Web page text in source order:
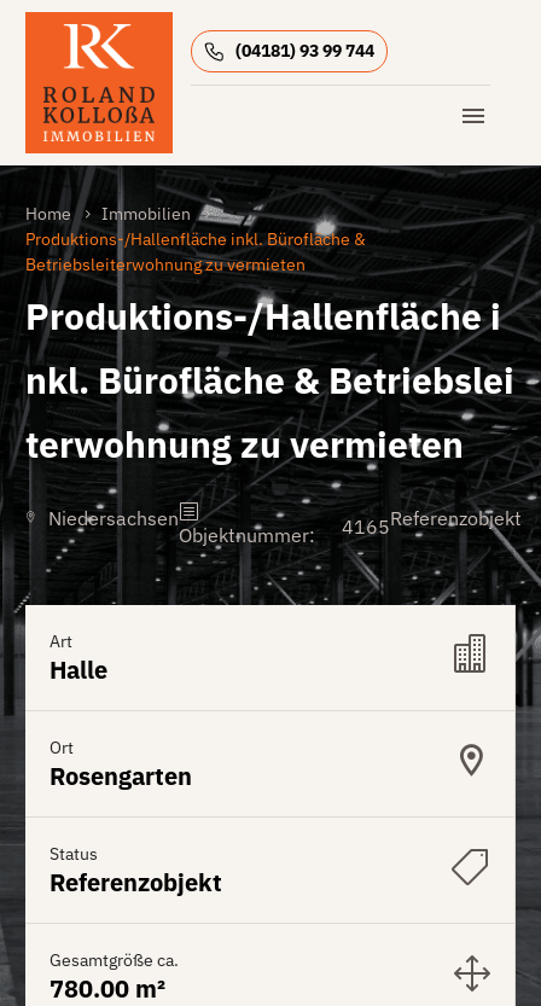
(04181) 93 99 744
Home
Immobilien
Produktions-/Hallenfläche inkl. Bürofläche &
Betriebsleiterwohnung zu vermieten
Produktions-/Hallenfläche i
nkl. Bürofläche & Betriebslei
terwohnung zu vermieten
Niedersachsen
Objektnummer: 4165Referenzobjekt
Art
Halle
Ort
Rosengarten
Status
Referenzobjekt
Gesamtgröße ca.
780.00 m²